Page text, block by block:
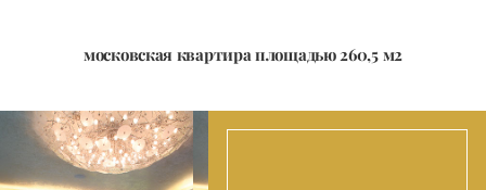
московская квартира площадью 260,5 м2